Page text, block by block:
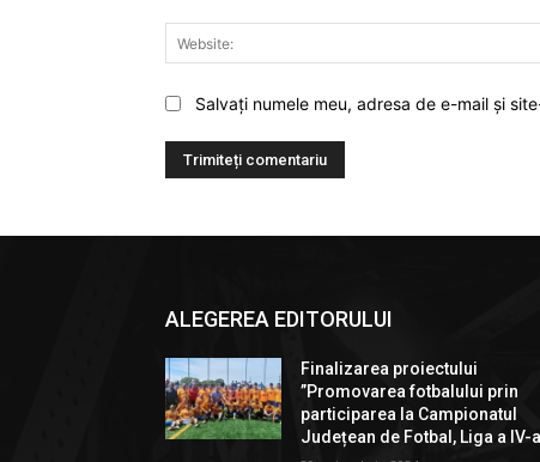
Salvați numele meu, adresa de e-mail și
ALEGEREA EDITORULUI
Finalizarea proiectului
”Promovarea fotbalului prin
participarea la Campionatul
Județean de Fotbal, Liga a IV-